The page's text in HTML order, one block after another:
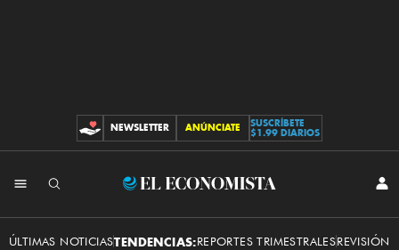
CONTRIBUCIONES
NEWSLETTER ANÚNCIATE
SUSCRÍBETE
$1.99 DIARIOS
El
ÚLTIMAS NOTICIASTENDENCIAS:REPORTES TRIMESTRALESREVISIÓN